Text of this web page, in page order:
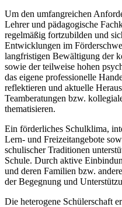
Um den umfangreichen
Lehrer und pädagogische
regelmäßig fortzubilden und
Entwicklungen im
langfristigen Bewältigung der
sowie der teilweise hohen
das eigene professionelle
reflektieren und aktuelle
Teamberatungen bzw.
thematisieren.
Ein förderliches Schulklima,
Lern- und Freizeitangebote
schulischer Traditionen
Schule. Durch aktive
und deren Familien bzw.
der Begegnung und
Die heterogene Schülerschaft